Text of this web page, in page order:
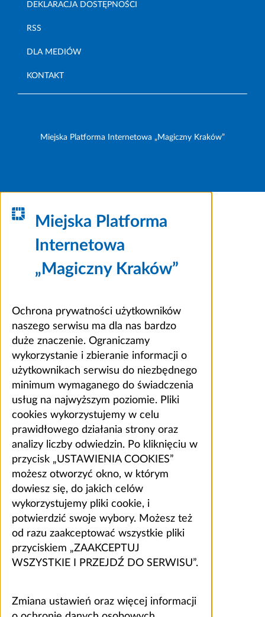
DEKLARACJA DOSTĘPNOŚCI
RSS
DLA MEDIÓW
KONTAKT
Miejska Platforma Internetowa „Magiczny Kraków”
Miejska Platforma
Internetowa
„Magiczny Kraków”
Ochrona prywatności użytkowników
naszego serwisu ma dla nas bardzo
duże znaczenie. Ograniczamy
wykorzystanie i zbieranie informacji o
użytkownikach serwisu do niezbędnego
minimum wymaganego do świadczenia
usług na najwyższym poziomie. Pliki
cookies wykorzystujemy w celu
prawidłowego działania strony oraz
analizy liczby odwiedzin. Po kliknięciu w
przycisk „USTAWIENIA COOKIES”
możesz otworzyć okno, w którym
dowiesz się, do jakich celów
wykorzystujemy pliki cookie, i
potwierdzić swoje wybory. Możesz też
od razu zaakceptować wszystkie pliki
przyciskiem „ZAAKCEPTUJ
WSZYSTKIE I PRZEJDŹ DO SERWISU”.
Zmiana ustawień oraz więcej informacji